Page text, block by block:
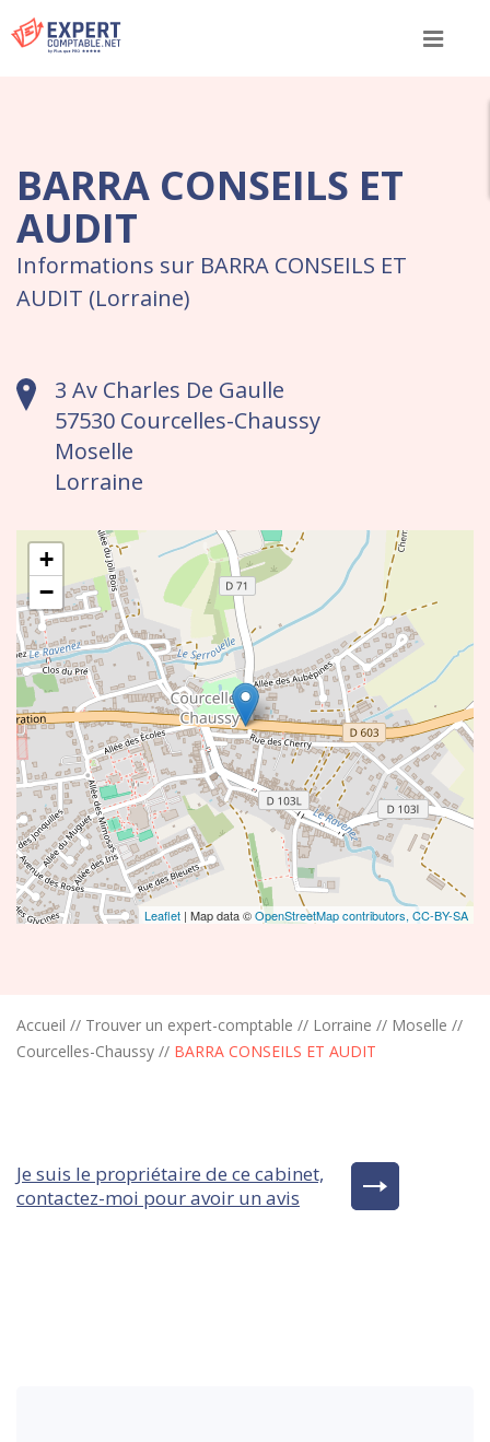
Menu
BARRA CONSEILS ET
AUDIT
Informations sur BARRA CONSEILS ET
AUDIT (Lorraine)
3 Av Charles De Gaulle
57530 Courcelles-Chaussy
Moselle
Lorraine
+
−
Leaflet | Map data ©OpenStreetMap contributors, CC-BY-SA
Accueil // Trouver un expert-comptable // Lorraine // Moselle //
Courcelles-Chaussy // BARRA CONSEILS ET AUDIT
Je suis le propriétaire de ce cabinet,
contactez-moi pour avoir un avis